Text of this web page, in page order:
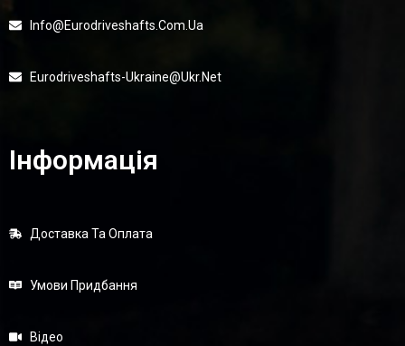
Info@eurodriveshafts.com.ua
Eurodriveshafts-Ukraine@ukr.net
Інформація
Доставка Та Оплата
Умови Придбання
Відео